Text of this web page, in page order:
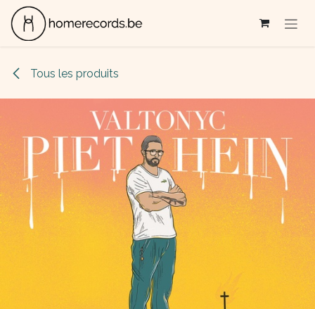
Se rendre au contenu
Tous les produits